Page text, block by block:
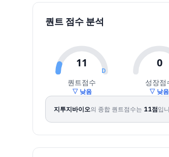
2026.07.27
31050325503015030600-1.29
2026.07.28
3000030200
2026.07.30
2240024650 22950-4.97
2026.07.31
2405027100 26950 17.43
2026.08.03
3190026000 30650
2026.08.04
3040037300 3665019.58
2026.08.05
363503805035550368500.55
2026.08.06
385003905036600378002.58
2026.08.07
36800378503560037200-1.59
퀀트 점수 분석
11
D
퀀트점수
▽ 낮음
0
성장점
▽ 낮음
지투지바이오의 종합 퀀트점수는 11점입